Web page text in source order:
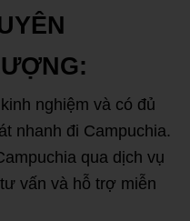
nghiệm và có đủ
nhanh đi Campuchia.
qua dịch vụ
vấn và hỗ trợ miễn